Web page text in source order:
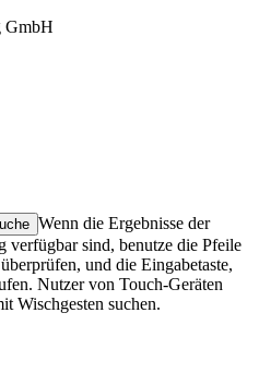
GmbH
Wenn die Ergebnisse der
verfügbar sind, benutze die Pfeile
und die Eingabetaste,
Nutzer von Touch-Geräten
Wischgesten suchen.